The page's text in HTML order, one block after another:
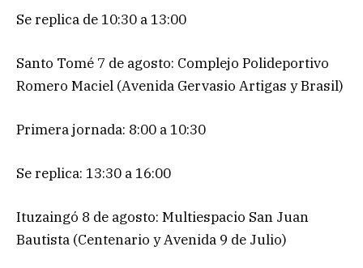
Se replica de 10:30 a 13:00
Santo Tomé 7 de agosto: Complejo Polideportivo
Romero Maciel (Avenida Gervasio Artigas y Brasil)
Primera jornada: 8:00 a 10:30
Se replica: 13:30 a 16:00
Ituzaingó 8 de agosto: Multiespacio San Juan
Bautista (Centenario y Avenida 9 de Julio)